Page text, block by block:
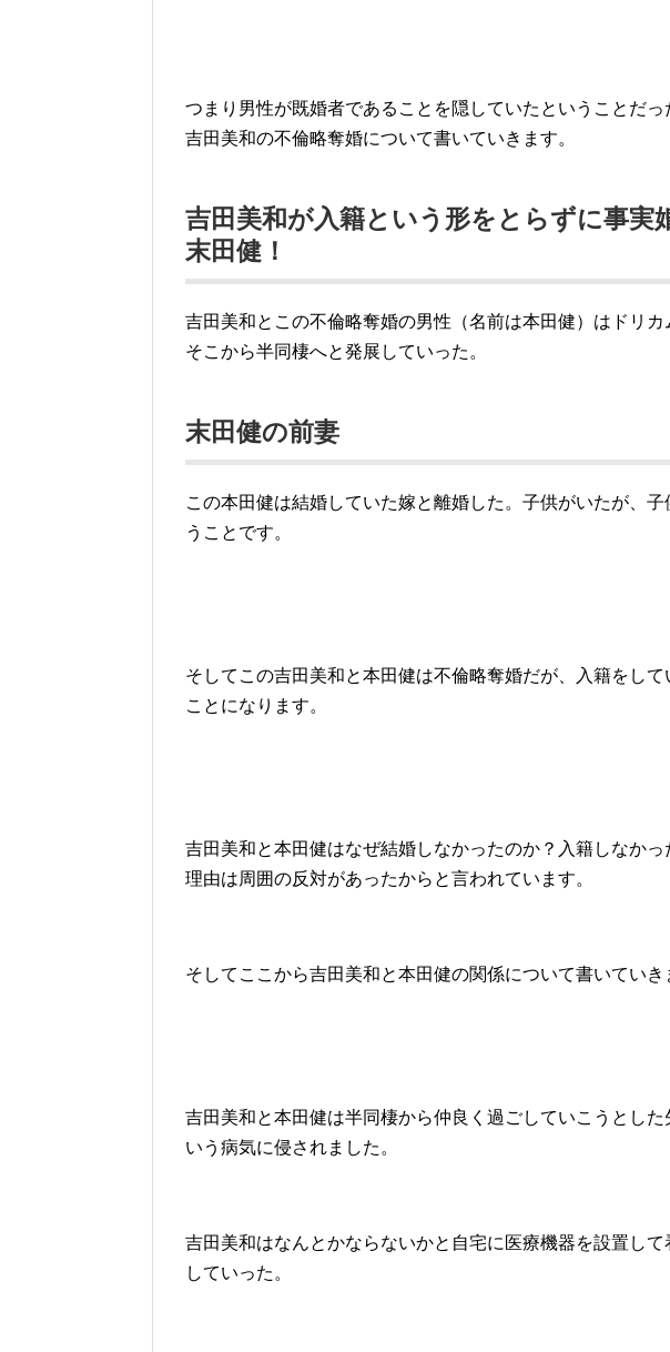
つまり男性が既婚者であることを隠していたということだ
吉田美和の不倫略奪婚について書いていきます。
吉田美和が入籍という形をとらずに事実
末田健！
吉田美和とこの不倫略奪婚の男性（名前は本田健）はドリ
そこから半同棲へと発展していった。
末田健の前妻
この本田健は結婚していた嫁と離婚した。子供がいたが、
うことです。
そしてこの吉田美和と本田健は不倫略奪婚だが、入籍をし
ことになります。
吉田美和と本田健はなぜ結婚しなかったのか？入籍しなか
理由は周囲の反対があったからと言われています。
そしてここから吉田美和と本田健の関係について書いていき
吉田美和と本田健は半同棲から仲良く過ごしていこうとし
いう病気に侵されました。
吉田美和はなんとかならないかと自宅に医療機器を設置し
していった。